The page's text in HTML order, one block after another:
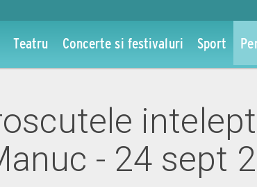
Teatru Concerte si festivaluri Sport
- 24 sept